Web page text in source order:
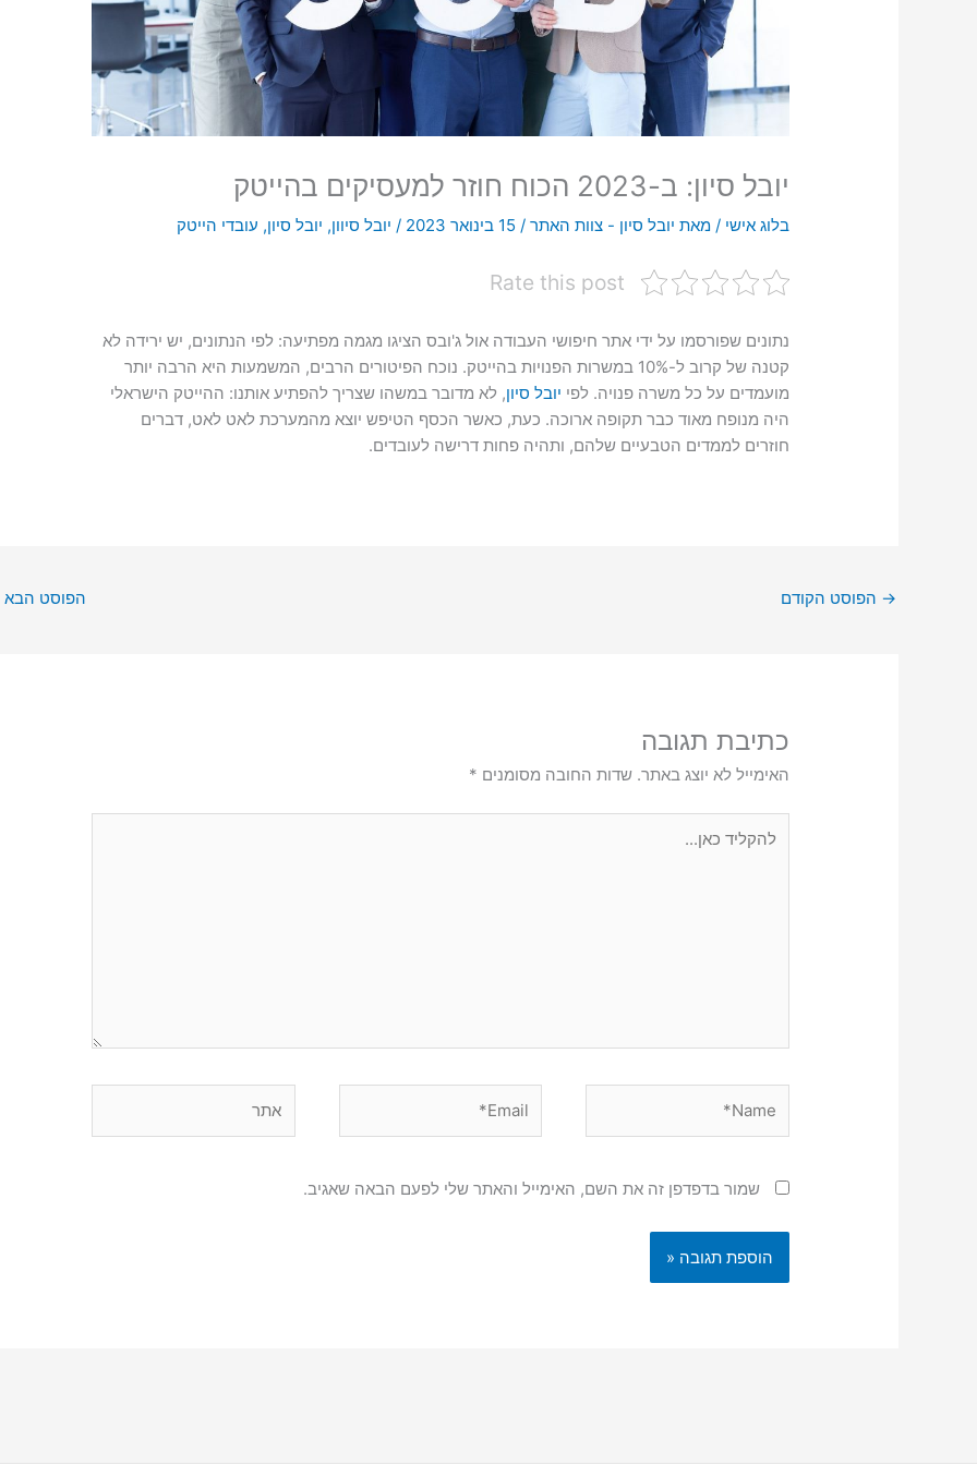
יובל סיון: ב-2023 הכוח חוזר למעסיקים בהייטק
בלוג אישי / מאת יובל סיון - צוות האתר/ 15 בינואר 2023 / יובל סיוון, יובל סיון, עובדי הייטק
Rate this post
נתונים שפורסמו על ידי אתר חיפושי העבודה אול ג'ובס הציגו מגמה מפתיעה: לפי הנתונים, יש ירידה לא
קטנה של קרוב ל-10% במשרות הפנויות בהייטק. נוכח הפיטורים הרבים, המשמעות היא הרבה יותר
מועמדים על כל משרה פנויה. לפי יובל סיון, לא מדובר במשהו שצריך להפתיע אותנו: ההייטק הישראלי
היה מנופח מאוד כבר תקופה ארוכה. כעת, כאשר הכסף הטיפש יוצא מהמערכת לאט לאט, דברים
חוזרים לממדים הטבעיים שלהם, ותהיה פחות דרישה לעובדים.
→ הפוסט הקודם הפוסט הבא
כתיבת תגובה
האימייל לא יוצג באתר. שדות החובה מסומנים *
כאן...
שמור בדפדפן זה את השם, האימייל והאתר שלי לפעם הבאה שאגיב.